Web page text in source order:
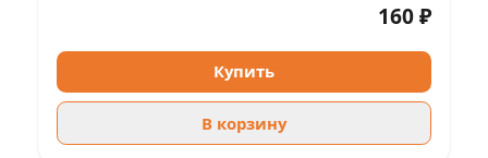
160 ₽
Купить
В корзину